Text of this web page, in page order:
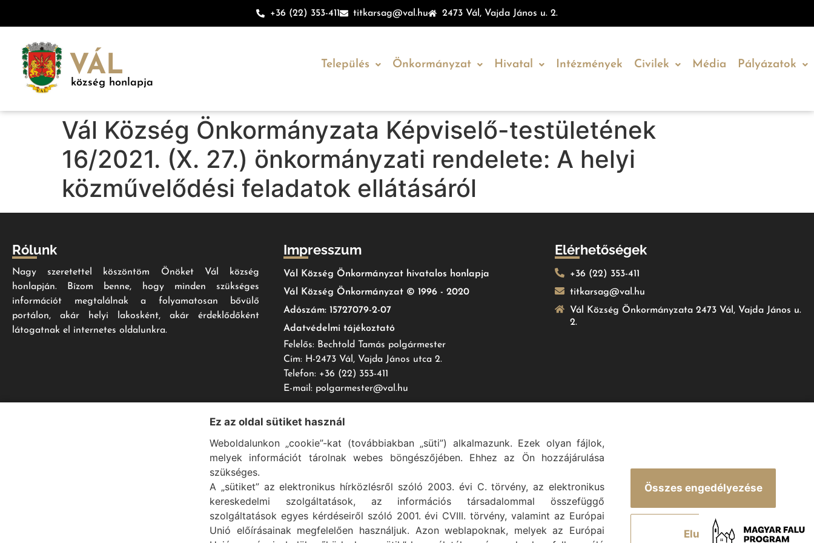
+36 (22) 353-411 titkarsag@val.hu 2473 Vál, Vajda János u. 2.
VÁL
község honlapja
Település Önkormányzat Hivatal Intézmények Civilek Média Pályázatok
Vál Község Önkormányzata Képviselő-testületének
16/2021. (X. 27.) önkormányzati rendelete: A helyi
közművelődési feladatok ellátásáról
Rólunk
Nagy szeretettel köszöntöm Önöket Vál község
honlapján. Bízom benne, hogy minden szükséges
információt megtalálnak a folyamatosan bővülő
portálon, akár helyi lakosként, akár érdeklődőként
látogatnak el internetes oldalunkra.
Impresszum
Vál Község Önkormányzat hivatalos honlapja
Vál Község Önkormányzat © 1996 - 2020
Adószám: 15727079-2-07
Adatvédelmi tájékoztató
Felelős: Bechtold Tamás polgármester
Cím: H-2473 Vál, Vajda János utca 2.
Telefon: +36 (22) 353-411
E-mail: polgarmester@val.hu
Elérhetőségek
+36 (22) 353-411
titkarsag@val.hu
Vál Község Önkormányzata 2473 Vál, Vajda János u.
2.
Vál Község Önkormányzat 1996-2022 © Minden jog fenntartva.
Ez az oldal sütiket használ
Weboldalunkon „cookie”-kat (továbbiakban „süti”) alkalmazunk. Ezek olyan fájlok,
melyek információt tárolnak webes böngészőjében. Ehhez az Ön hozzájárulása
szükséges.
A „sütiket” az elektronikus hírközlésről szóló 2003. évi C. törvény, az elektronikus
kereskedelmi szolgáltatások, az információs társadalommal összefüggő
szolgáltatások egyes kérdéseiről szóló 2001. évi CVIII. törvény, valamint az Európai
Unió előírásainak megfelelően használjuk. Azon weblapoknak, melyek az Európai
Összes engedélyezése
Elutasít